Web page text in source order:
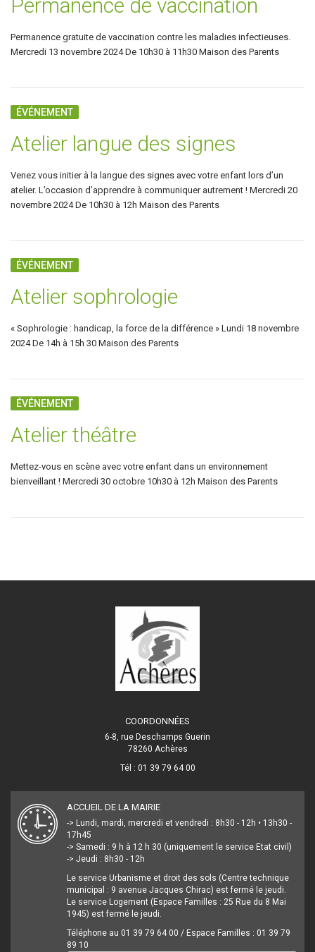
Permanence de vaccination
Permanence gratuite de vaccination contre les maladies infectieuses.
Mercredi 13 novembre 2024 De 10h30 à 11h30 Maison des Parents
ÉVÉNEMENT
Atelier langue des signes
Venez vous initier à la langue des signes avec votre enfant lors d’un
atelier. L’occasion d’apprendre à communiquer autrement ! Mercredi 20
novembre 2024 De 10h30 à 12h Maison des Parents
ÉVÉNEMENT
Atelier sophrologie
« Sophrologie : handicap, la force de la différence » Lundi 18 novembre
2024 De 14h à 15h 30 Maison des Parents
ÉVÉNEMENT
Atelier théâtre
Mettez-vous en scène avec votre enfant dans un environnement
bienveillant ! Mercredi 30 octobre 10h30 à 12h Maison des Parents
COORDONNÉES
6-8, rue Deschamps Guerin
78260 Achères
Tél : 01 39 79 64 00
ACCUEIL DE LA MAIRIE
-> Lundi, mardi, mercredi et vendredi : 8h30 - 12h • 13h30 -
17h45
-> Samedi : 9 h à 12 h 30 (uniquement le service Etat civil)
-> Jeudi : 8h30 - 12h
Le service Urbanisme et droit des sols (Centre technique
municipal : 9 avenue Jacques Chirac) est fermé le jeudi.
Le service Logement (Espace Familles : 25 Rue du 8 Mai
1945) est fermé le jeudi.
Téléphone au 01 39 79 64 00 / Espace Familles : 01 39 79
89 10